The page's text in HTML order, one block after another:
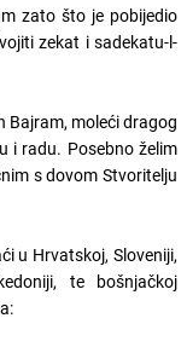
zato što je pobijedio
zekat i sadekatu-l-
Bajram, moleći dragog
i radu. Posebno želim
s dovom Stvoritelju
u Hrvatskoj, Sloveniji,
te bošnjačkoj